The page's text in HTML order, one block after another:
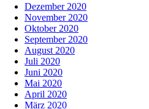
Dezember 2020
November 2020
Oktober 2020
September 2020
August 2020
Juli 2020
Juni 2020
Mai 2020
April 2020
März 2020